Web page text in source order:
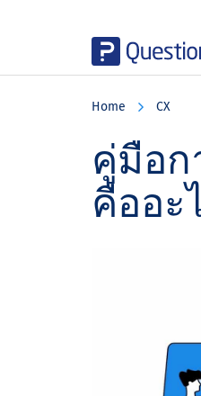
Home CX
คู่มือก
คืออะ